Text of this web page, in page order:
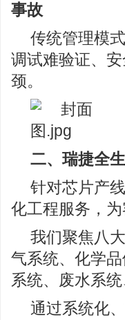
事故
传统管理模
调试难验证、
颈。
二、瑞捷全
针对芯片产
化工程服务，
我们聚焦八
气系统、化学
系统、废水系
通过系统化